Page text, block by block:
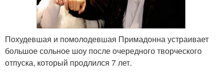
Похудевшая и помолодевшая Примадонна устраивает
большое сольное шоу после очередного творческого
отпуска, который продлился 7 лет.